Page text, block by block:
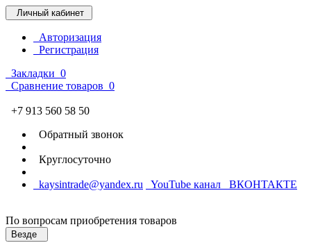
Личный кабинет
Авторизация
Регистрация
Закладки 0
Сравнение товаров 0
+7 913 560 58 50
Обратный звонок
Круглосуточно
kaysintrade@yandex.ru YouTube канал ВКОНТАКТЕ
По вопросам приобретения товаров
Везде